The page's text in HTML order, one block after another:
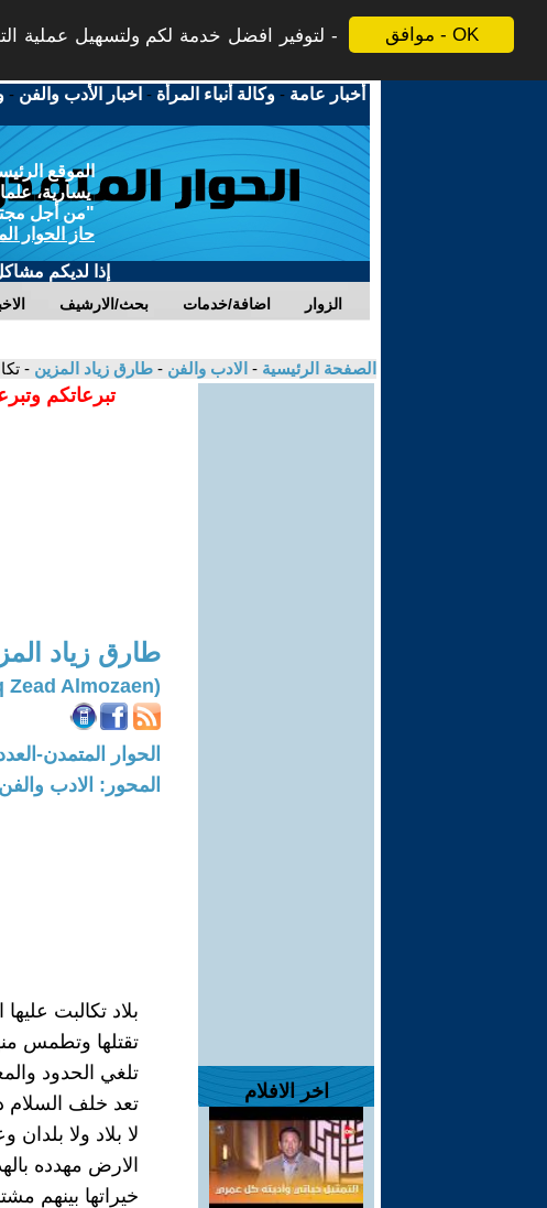
موافق - OK
لتوفير افضل خدمة لكم ولتسهيل عملية
أخبار عامة -وكالة أنباء المرأة - اخبار الأدب والفن -
الموقع
يسارية،
"من أجل
حاز الحوار
إذا لديكم
بحث/الارشيف اضافة/خدمات الزوار
الصفحة الرئيسية - الادب والفن - طارق زياد المزين -
اخر الافلام
تبرعاتكم
طارق زياد
(Tariq Zead Almozaen)
الحوار المتمدن-العدد: 6678 - 2020 / 9 / 16 -
المحور: الادب والفن
بلاد تكالبت عليها
تقتلها وتطمس
تلغي الحدود
تعد خلف السلام
لا بلاد ولا بلدان
الارض مهدده
خيراتها بينهم